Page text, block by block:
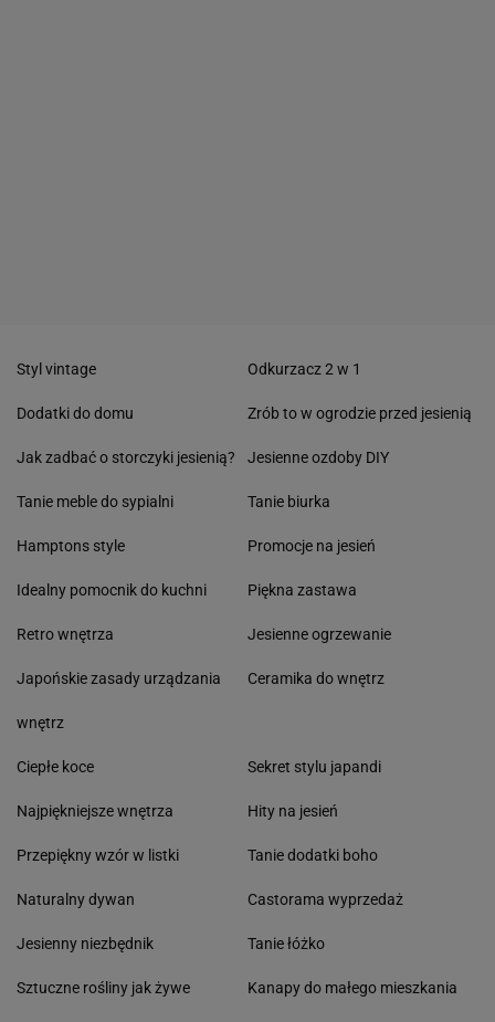
Styl vintage
Dodatki do domu
Jak zadbać o storczyki jesienią?
Tanie meble do sypialni
Hamptons style
Idealny pomocnik do kuchni
Retro wnętrza
Japońskie zasady urządzania
wnętrz
Odkurzacz 2 w 1
Zrób to w ogrodzie przed jesienią
Jesienne ozdoby DIY
Tanie biurka
Promocje na jesień
Piękna zastawa
Jesienne ogrzewanie
Ceramika do wnętrz
Ciepłe koce
Najpiękniejsze wnętrza
Przepiękny wzór w listki
Naturalny dywan
Jesienny niezbędnik
Sztuczne rośliny jak żywe
Sekret stylu japandi
Hity na jesień
Tanie dodatki boho
Castorama wyprzedaż
Tanie łóżko
Kanapy do małego mieszkania